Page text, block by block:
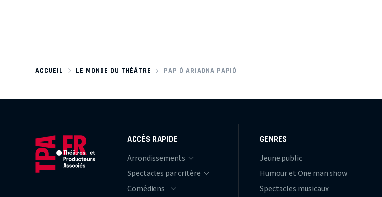
ACCUEIL LE MONDE DU THÉÂTRE PAPIÓ ARIADNA PAPIÓ
ACCÈS RAPIDE GENRES
Jeune public
Humour et One man show
Spectacles musicaux